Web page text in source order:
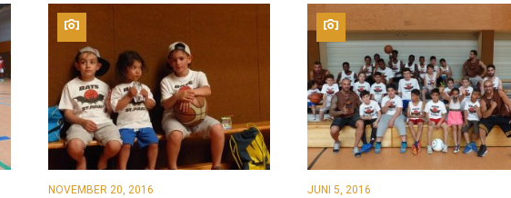
NOVEMBER 20, 2016 JUNI 5, 2016